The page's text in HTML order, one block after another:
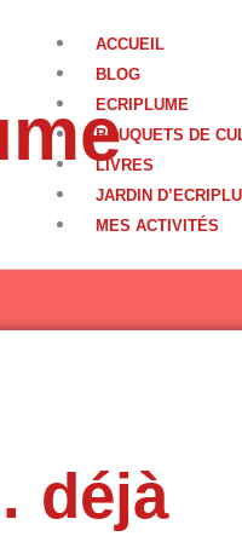
ACCUEIL
BLOG
ECRIPLUME
BOUQUETS DE
LIVRES
JARDIN
MES ACTIVITÉS
déjà